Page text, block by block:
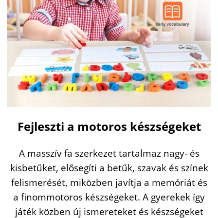
Fejleszti a motoros készségeket
A masszív fa szerkezet tartalmaz nagy- és
kisbetűket, elősegíti a betűk, szavak és színek
felismerését, miközben javítja a memóriát és
a finommotoros készségeket. A gyerekek így
játék közben új ismereteket és készségeket